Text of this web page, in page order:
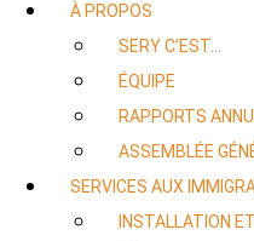
À PROPOS
SERY C’EST…
ÉQUIPE
RAPPORTS
ASSEMBLÉE
SERVICES AUX
INSTALLATION